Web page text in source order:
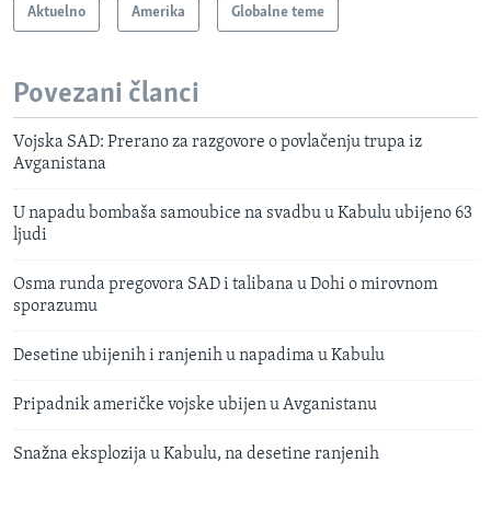
Aktuelno Amerika Globalne teme
Povezani članci
Vojska SAD: Prerano za razgovore o povlačenju trupa iz
Avganistana
U napadu bombaša samoubice na svadbu u Kabulu ubijeno 63
ljudi
Osma runda pregovora SAD i talibana u Dohi o mirovnom
sporazumu
Desetine ubijenih i ranjenih u napadima u Kabulu
Pripadnik američke vojske ubijen u Avganistanu
Snažna eksplozija u Kabulu, na desetine ranjenih